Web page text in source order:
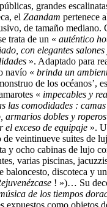
grandes
el Zaandam pertenece
de tamaño mediano.
trata de un « auténtico
con elegantes
». Adaptado para
navío « brinda un
de los océanos’,
« impecables y
las comodidades :
armarios dobles y
exceso de equipaje ».
veintinueve suites de
y ocho cabinas de lujo
varias piscinas,
baloncesto, discoteca y
! »)… Su
de los tiempos
expuestos como objetos